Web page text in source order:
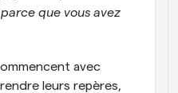
que vous avez
avec
leurs repères,